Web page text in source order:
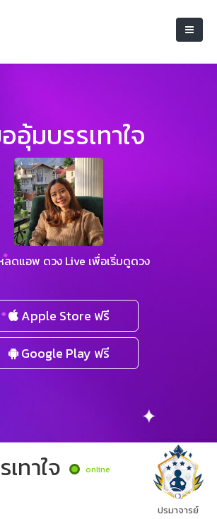
อุ้มบรรเทาใจ
ลดแอพ ดวง Live เพื่อเริ่มดูดวง
Apple Store ฟรี
Google Play ฟรี
ทาใจ online
ปรมาจารย์